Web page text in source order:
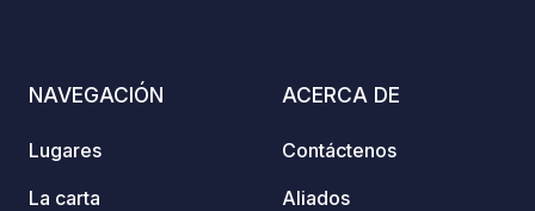
NAVEGACIÓN
Lugares
La carta
ACERCA DE
Contáctenos
Aliados